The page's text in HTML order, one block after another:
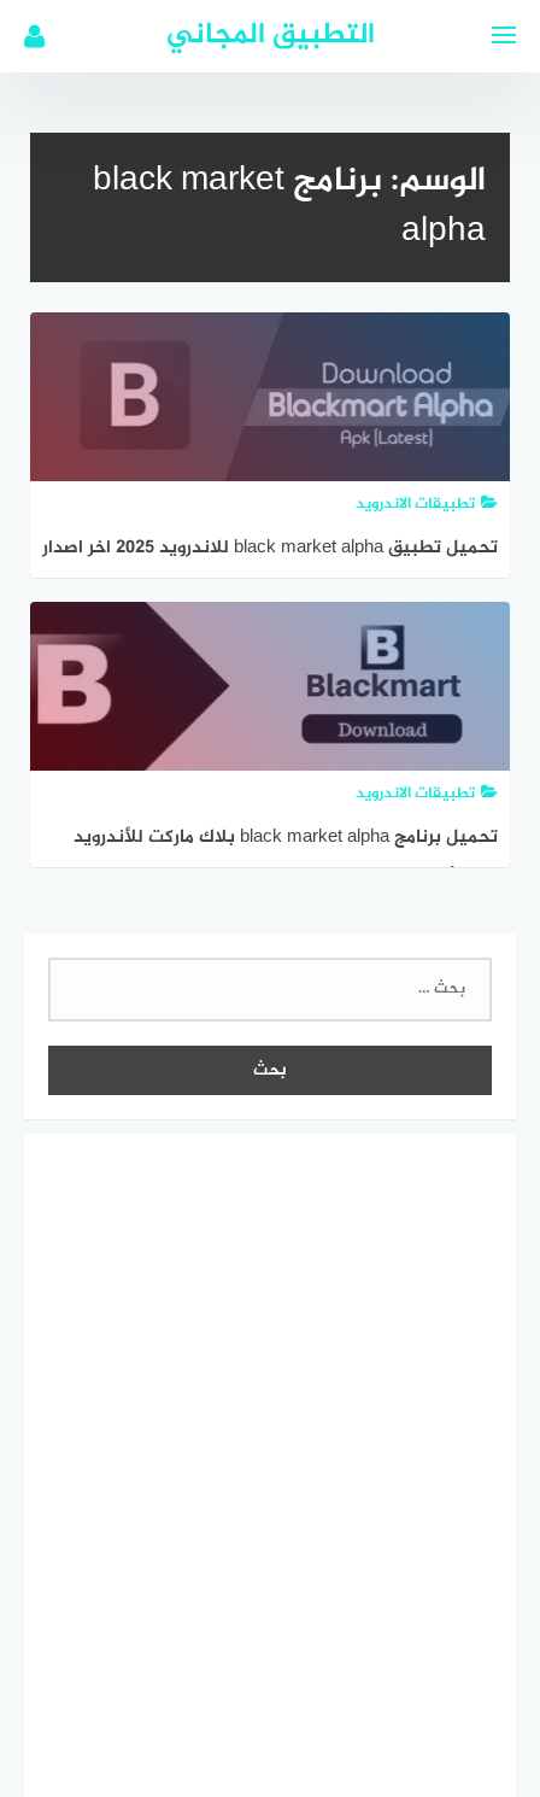
التطبيق المجاني
الوسم:
برنامج black market
alpha
تطبيقات الاندرويد
تحميل تطبيق black market alpha للاندرويد 2025 اخر اصدار
تطبيقات الاندرويد
تحميل برنامج black market alpha بلاك ماركت للأندرويد
البحث